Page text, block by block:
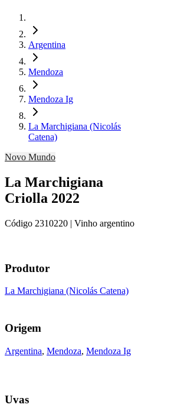
Argentina
Mendoza
Mendoza Ig
La Marchigiana (Nicolás
Catena)
Novo Mundo
La Marchigiana
Criolla 2022
Código 2310220 | Vinho argentino
Produtor
La Marchigiana (Nicolás Catena)
Origem
Argentina, Mendoza, Mendoza Ig
Uvas